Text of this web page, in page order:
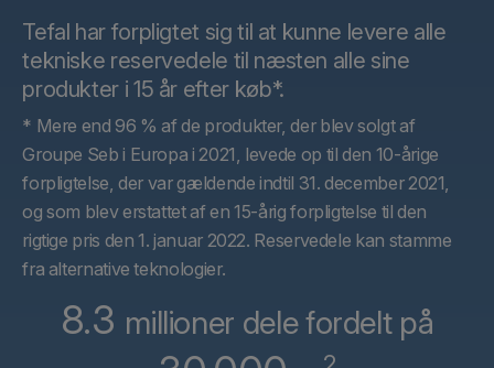
Tefal har forpligtet sig til at kunne levere alle
tekniske reservedele til næsten alle sine
produkter i 15 år efter køb*.
* Mere end 96 % af de produkter, der blev solgt af
Groupe Seb i Europa i 2021, levede op til den 10-årige
forpligtelse, der var gældende indtil 31. december 2021,
og som blev erstattet af en 15-årig forpligtelse til den
rigtige pris den 1. januar 2022. Reservedele kan stamme
fra alternative teknologier.
8.3 millioner dele fordelt på